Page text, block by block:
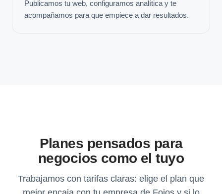
Publicamos tu web, configuramos analítica y te
acompañamos para que empiece a dar resultados.
Planes pensados para
negocios como el tuyo
Trabajamos con tarifas claras: elige el plan que